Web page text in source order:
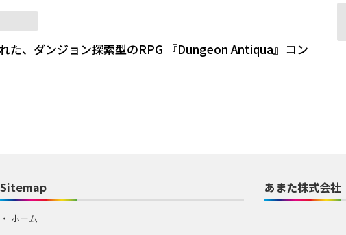
た、ダンジョン探索型のRPG 『Dungeon Antiqua』コン
Sitemap
ホーム
あまた株式会社